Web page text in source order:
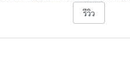
รีวิว